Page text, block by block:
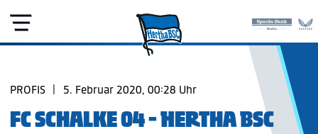
PROFIS 5. Februar 2020, 00:28 Uhr
FC SCHALKE 04 - HERTHA BSC